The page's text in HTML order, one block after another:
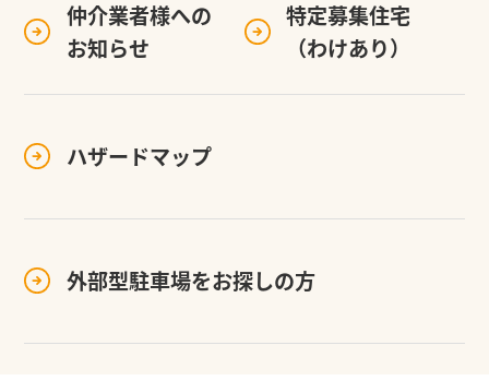
仲介業者様への
お知らせ
特定募集住宅
（わけあり）
ハザードマップ
外部型駐車場をお探しの方